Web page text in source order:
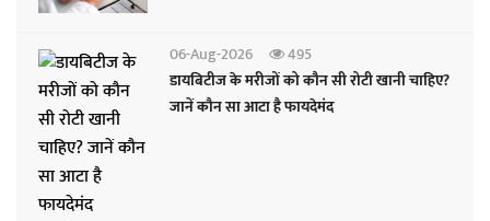
06-Aug-2026
495
डायबिटीज के मरीजों को कौन सी रोटी खानी चाहिए?
जानें कौन सा आटा है फायदेमंद